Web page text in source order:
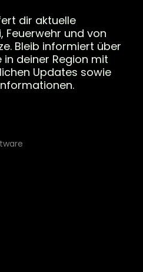
dir aktuelle
Feuerwehr und von
Bleib informiert über
deiner Region mit
Updates sowie